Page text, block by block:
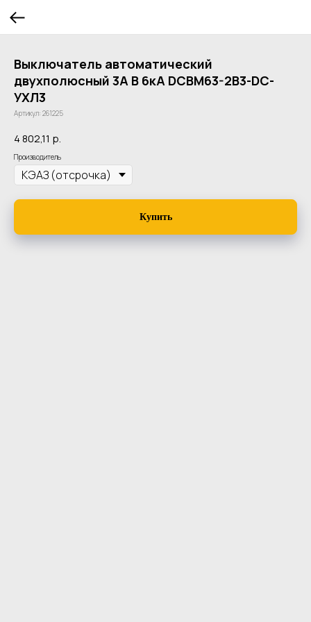
Выключатель автоматический
двухполюсный 3А B 6кА DCBM63-2B3-DC-
УХЛ3
Артикул: 261225
4 802,11 р.
Производитель
Купить